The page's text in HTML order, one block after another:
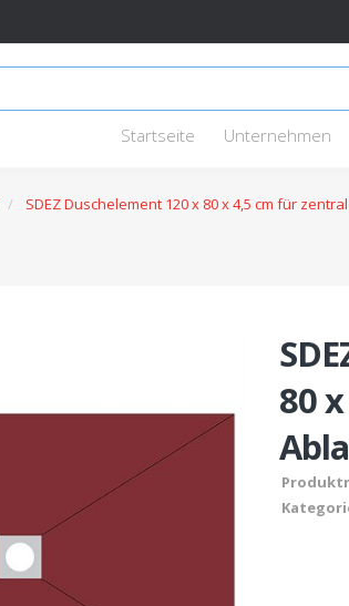
Startseite Unternehmen
SDEZ Duschelement 120 x 80 x 4,5 cm für
80